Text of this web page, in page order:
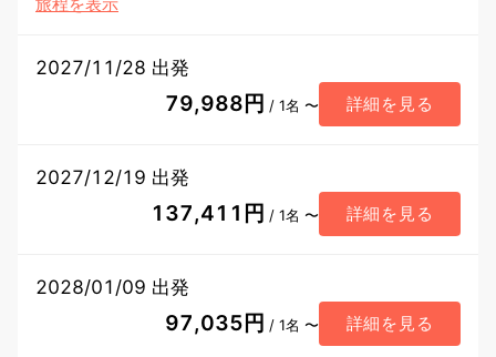
2027/11/28 出発
79,988円 / 1名 〜 詳細を見る
2027/12/19 出発
137,411円 / 1名 〜 詳細を見る
2028/01/09 出発
97,035円 / 1名 〜 詳細を見る